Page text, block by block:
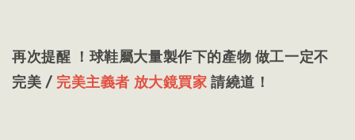
再次提醒 ！球鞋屬大量製作下的產物 做工一定不
完美 / 完美主義者 放大鏡買家 請繞道！